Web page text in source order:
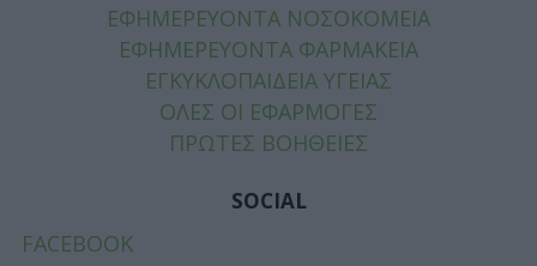
ΕΦΗΜΕΡΕΥΟΝΤΑ ΝΟΣΟΚΟΜΕΙΑ
ΕΦΗΜΕΡΕΥΟΝΤΑ ΦΑΡΜΑΚΕΙΑ
ΕΓΚΥΚΛΟΠΑΙΔΕΙΑ ΥΓΕΙΑΣ
ΟΛΕΣ ΟΙ ΕΦΑΡΜΟΓΕΣ
ΠΡΩΤΕΣ ΒΟΗΘΕΙΕΣ
SOCIAL
FACEBOOK